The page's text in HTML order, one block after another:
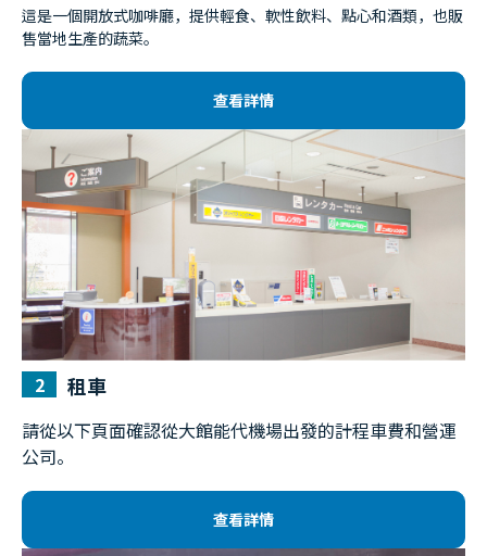
這是一個開放式咖啡廳，提供輕食、軟性飲料、點心和酒類，也販
售當地生產的蔬菜。
查看詳情
租車
請從以下頁面確認從大館能代機場出發的計程車費和營運
公司。
查看詳情